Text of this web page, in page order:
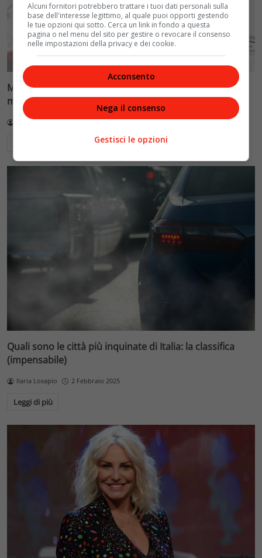
Maxi sconto sulle bollette, così paghi oltre 1200 euro in
meno l’anno: cosa fare
Ilaria Losapio 4 Novembre 2025
Quali sono le città più inquinate di Italia: la classifica
(impensabile)
Ilaria Losapio 2 Febbraio 2025
Leggi di più
Alcuni fornitori potrebbero trattare i tuoi dati personali sulla
base dell'interesse legittimo, al quale puoi opporti gestendo
le tue opzioni qui sotto. Cerca un link in fondo a questa
pagina o nel menu del sito per gestire o revocare il consenso
nelle impostazioni della privacy e dei cookie.
Acconsento
Nega il consenso
Gestisci le opzioni